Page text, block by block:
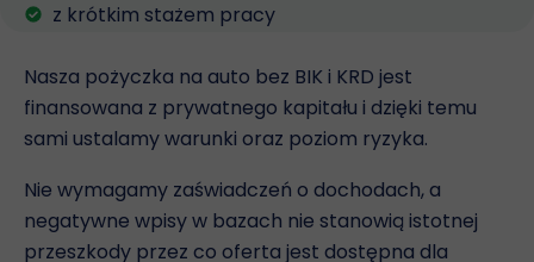
z krótkim stażem pracy
Nasza pożyczka na auto bez BIK i KRD jest
finansowana z prywatnego kapitału i dzięki temu
sami ustalamy warunki oraz poziom ryzyka.
Nie wymagamy zaświadczeń o dochodach, a
negatywne wpisy w bazach nie stanowią istotnej
przeszkody przez co oferta jest dostępna dla